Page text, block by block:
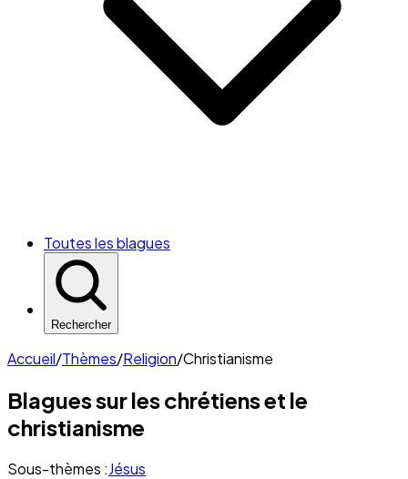
Toutes les blagues
Rechercher
Accueil/Thèmes/Religion/Christianisme
Blagues sur leschrétiens et le
christianisme
Sous-thèmes :Jésus